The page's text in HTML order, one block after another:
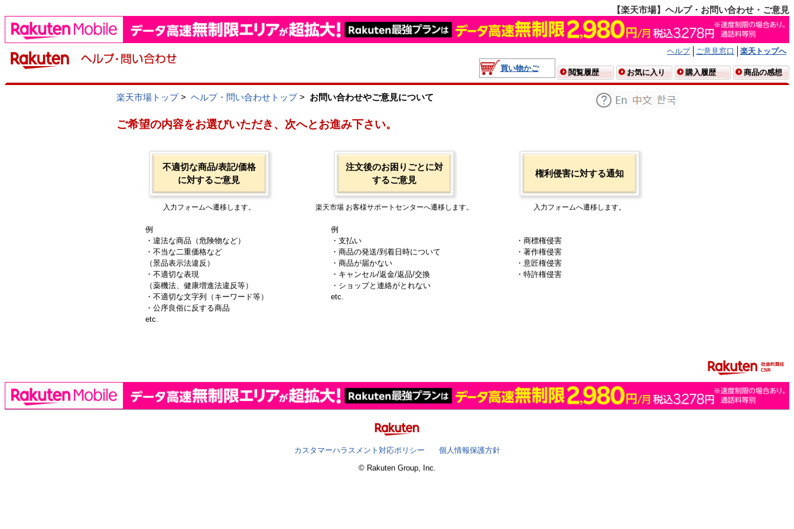
【楽天市場】ヘルプ・お問い合わせ・ご意見
ヘルプ ご意見窓口
楽天トップへ
買い物かご
閲覧履歴 お気に入り 購入履歴 商品の感想
楽天市場トップ> ヘルプ・問い合わせトップ> お問い合わせやご意見について
ご希望の内容をお選びいただき、次へとお進み下さい。
不適切な商品/表記/価格
に対するご意見
入力フォームへ遷移します。
例
・違法な商品（危険物など）
・不当な二重価格など
（景品表示法違反）
・不適切な表現
（薬機法、健康増進法違反等）
・不適切な文字列（キーワード等）
・公序良俗に反する商品
etc.
注文後のお困りごとに対
するご意見
楽天市場 お客様サポートセンターへ遷移します。
例
・支払い
・商品の発送/到着日時について
・商品が届かない
・キャンセル/返金/返品/交換
・ショップと連絡がとれない
etc.
権利侵害に対する通知
入力フォームへ遷移します。
・商標権侵害
・著作権侵害
・意匠権侵害
・特許権侵害
カスタマーハラスメント対応ポリシー
個人情報保護方針
© Rakuten Group, Inc.